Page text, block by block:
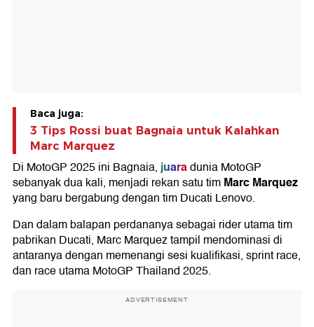
Baca juga:
3 Tips Rossi buat Bagnaia untuk Kalahkan
Marc Marquez
Di MotoGP 2025 ini Bagnaia,juaradunia MotoGP
sebanyak dua kali, menjadi rekan satu timMarc Marquez
yang baru bergabung dengan tim Ducati Lenovo.
Dan dalam balapan perdananya sebagai rider utama tim
pabrikan Ducati, Marc Marquez tampil mendominasi di
antaranya dengan memenangi sesi kualifikasi, sprint race,
dan race utama MotoGP Thailand 2025.
ADVERTISEMENT